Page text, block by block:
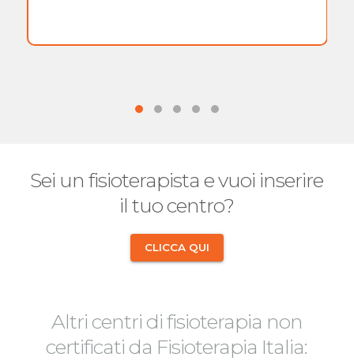
Sei un fisioterapista e vuoi inserire
il tuo centro?
CLICCA QUI
Altri centri di fisioterapia non
certificati da Fisioterapia Italia: